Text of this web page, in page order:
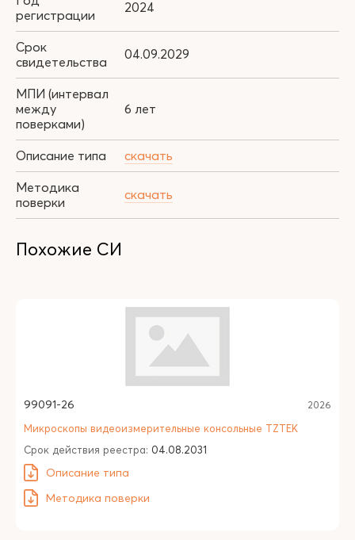
регистрации
2024
Срок
свидетельства
04.09.2029
МПИ (интервал
между
поверками)
6 лет
Описание типа
скачать
Методика
поверки
скачать
Похожие СИ
99091-26 2026
Микроскопы видеоизмерительные консольные TZTEK
Срок действия реестра: 04.08.2031
Описание типа
Методика поверки